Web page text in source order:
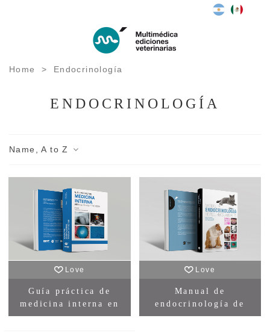
Home > Endocrinologí­a
ENDOCRINOLOGÍ­A
Name, A to Z
Love
Guía práctica de
medicina interna en
perros, gatos y
Love
Manual de
endocrinologí­a de
pequeños animales 2ª